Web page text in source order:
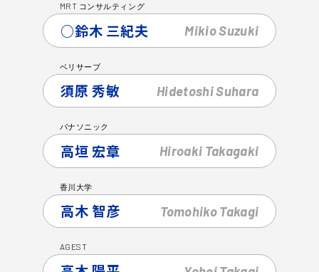
MRT コンサルティング
○鈴木 三紀夫 MikioSuzuki
ベリサーブ
須原 秀敏 HidetoshiSuhara
パナソニック
高垣 宏章 Hiroaki Takagaki
香川大学
高木 智彦 TomohikoTakagi
AGEST